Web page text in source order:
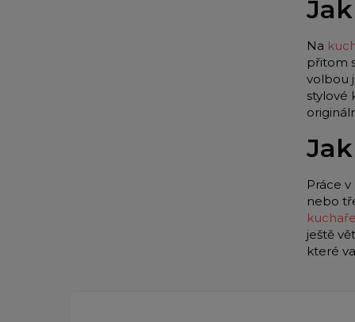
Na
přitom
volbou
stylové
Práce
nebo
kuchaře
ještě
které